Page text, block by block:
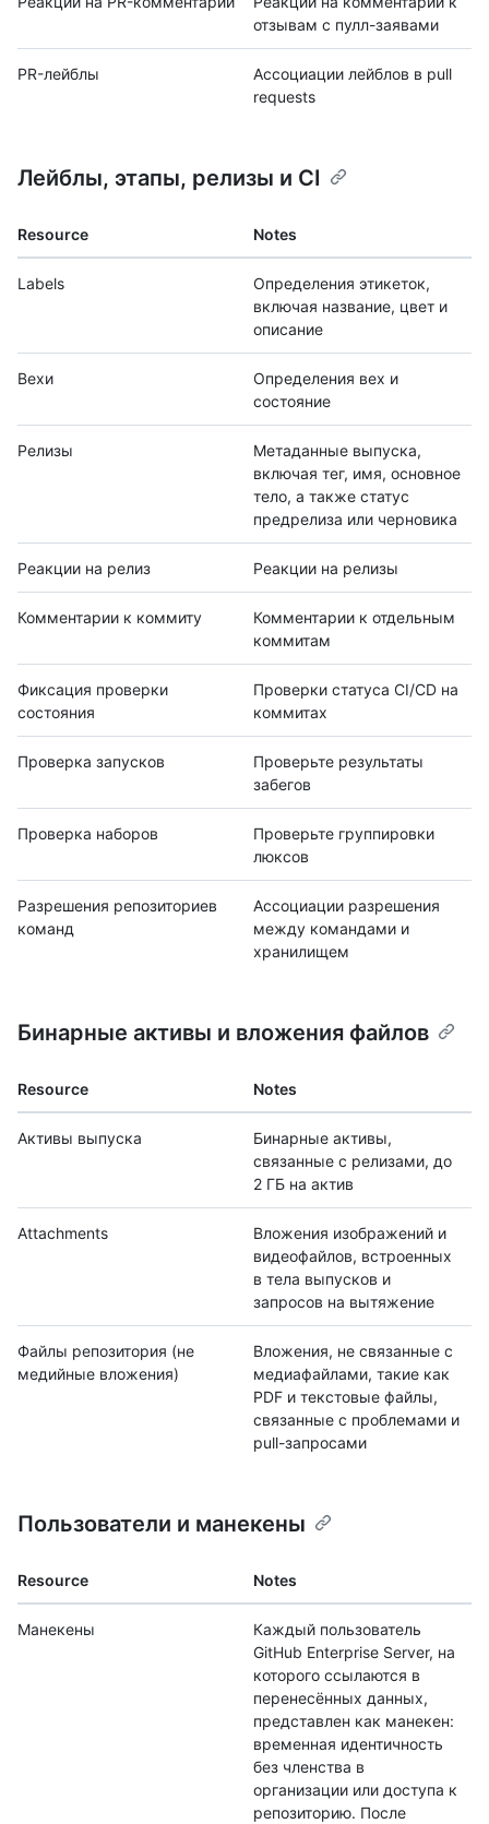
отзывам с пулл-заявами
PR-лейблы
Ассоциации лейблов в pull
requests
Лейблы, этапы, релизы и CI
Resource Notes
Labels
Определения этикеток,
включая название, цвет и
описание
Вехи
Определения вех и
состояние
Релизы
Метаданные выпуска,
включая тег, имя, основное
тело, а также статус
предрелиза или черновика
Реакции на релиз Реакции на релизы
Комментарии к коммиту
Комментарии к отдельным
коммитам
Фиксация проверки
состояния
Проверки статуса CI/CD на
коммитах
Проверка запусков
Проверьте результаты
забегов
Проверка наборов
Проверьте группировки
люксов
Разрешения репозиториев
команд
Ассоциации разрешения
между командами и
хранилищем
Бинарные активы и вложения файлов
Resource Notes
Активы выпуска
Бинарные активы,
связанные с релизами, до
2 ГБ на актив
Attachments
Вложения изображений и
видеофайлов, встроенных
в тела выпусков и
запросов на вытяжение
Файлы репозитория (не
медийные вложения)
Вложения, не связанные с
медиафайлами, такие как
PDF и текстовые файлы,
связанные с проблемами и
pull-запросами
Пользователи и манекены
Resource Notes
Манекены
Каждый пользователь
GitHub Enterprise Server, на
которого ссылаются в
перенесённых данных,
представлен как манекен:
временная идентичность
без членства в
организации или доступа к
репозиторию. После